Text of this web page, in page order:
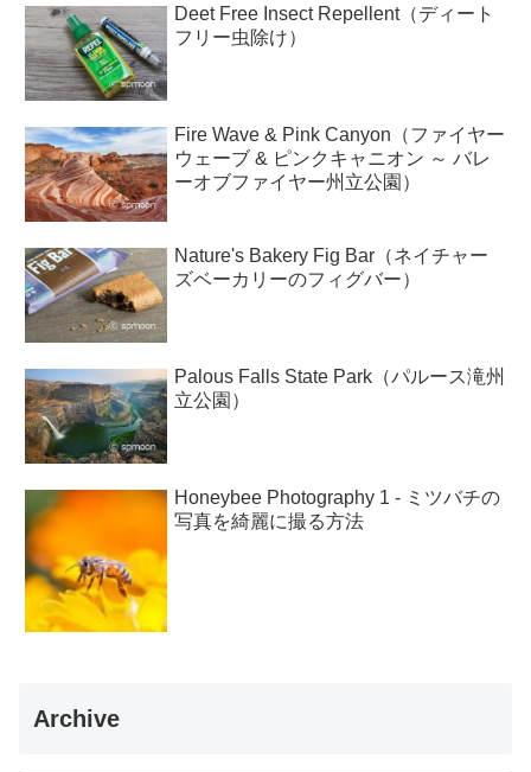
Deet Free Insect Repellent（ディート
フリー虫除け）
Fire Wave & Pink Canyon（ファイヤー
ウェーブ & ピンクキャニオン ～ バレ
ーオブファイヤー州立公園）
Nature's Bakery Fig Bar（ネイチャー
ズベーカリーのフィグバー）
Palous Falls State Park（パルース滝州
立公園）
Honeybee Photography 1 - ミツバチの
写真を綺麗に撮る方法
Archive